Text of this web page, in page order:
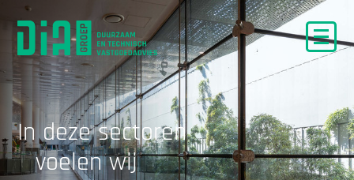
In deze sectoren
voelen wij